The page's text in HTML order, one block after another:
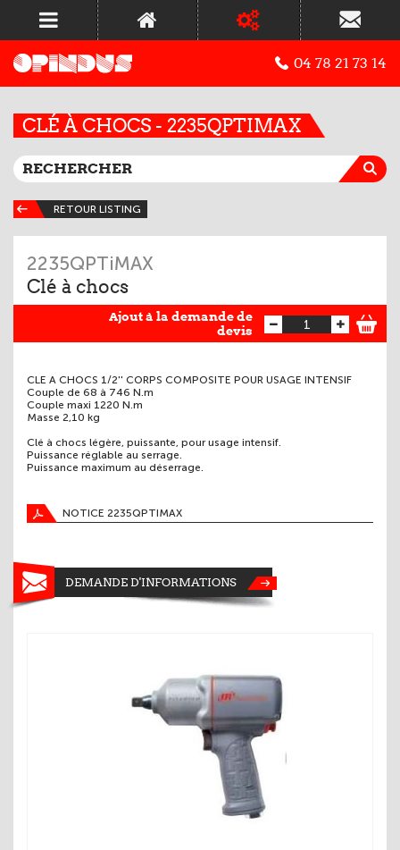
04 78 21 73 14
CLÉ À CHOCS - 2235QPTIMAX
RETOUR LISTING
2235QPTiMAX
Clé à chocs
Ajout à la demande de
devis
CLE A CHOCS 1/2'' CORPS COMPOSITE POUR USAGE INTENSIF
Couple de 68 à 746 N.m
Couple maxi 1220 N.m
Masse 2,10 kg
Clé à chocs légère, puissante, pour usage intensif.
Puissance réglable au serrage.
Puissance maximum au déserrage.
NOTICE 2235QPTIMAX
DEMANDE D'INFORMATIONS